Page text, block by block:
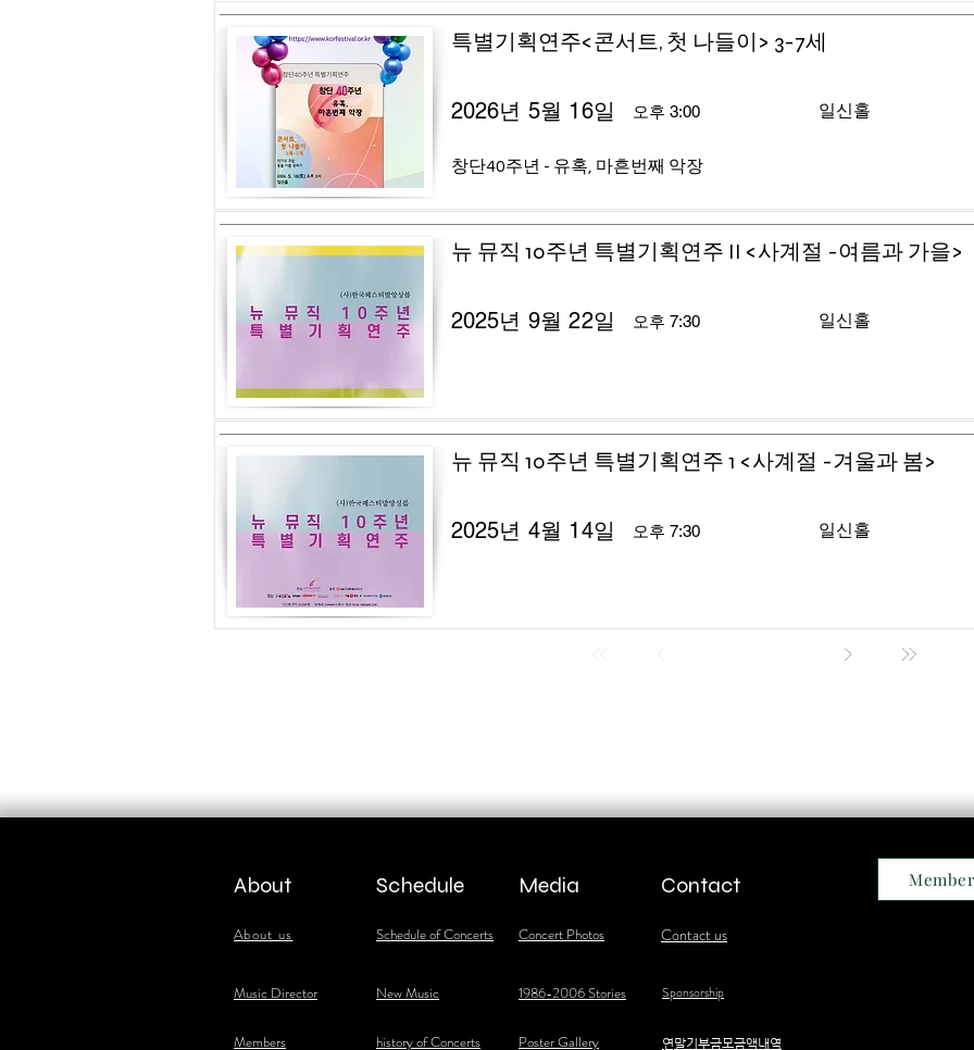
특별기획연주<콘서트, 첫 나들이> 3-7세
오후 3:00
2026년 5월 16일 일신홀
창단40주년 - 유혹, 마흔번째 악장
뉴 뮤직 10주년 특별기획연주 II <사계절 -여름과 가을>
오후 7:30
2025년 9월 22일 일신홀
뉴 뮤직 10주년 특별기획연주 1 <사계절 -겨울과 봄>
오후 7:30
2025년 4월 14일 일신홀
About
About us
​Music Director
​Members
Schedule
Schedule of Concerts
Media
Concert Photos
Contact
Contact us
New Music 1986-2006 Stories Sponsorship
history of Concerts Poster Gallery ​연말기부금모금액내역